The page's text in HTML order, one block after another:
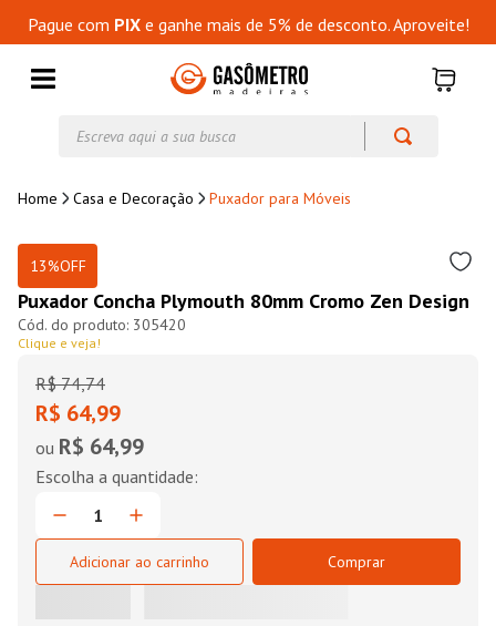
Pague com PIXe ganhe mais de 5% de desconto. Aproveite!
Casa e Decoração Puxador para Móveis
13%OFF
Puxador Concha Plymouth 80mm Cromo Zen Design
305420
Clique e veja!
R$ 74,74
R$ 64,99
ou R$ 64,99
Adicionar ao carrinho Comprar